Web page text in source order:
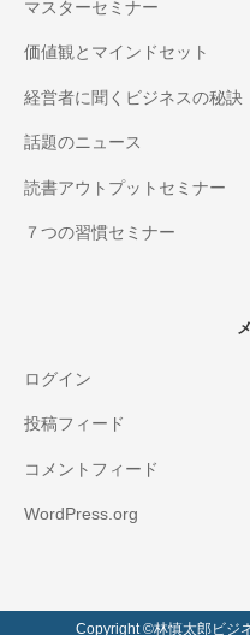
マスターセミナー
価値観とマインドセット
経営者に聞くビジネスの秘訣
話題のニュース
読書アウトプットセミナー
７つの習慣セミナー
ログイン
投稿フィード
コメントフィード
WordPress.org
Copyright ©️林慎太郎ビジ